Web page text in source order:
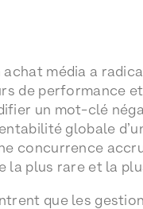
média a
de performance
un mot-clé
globale
concurrence
la plus rare et la
que les